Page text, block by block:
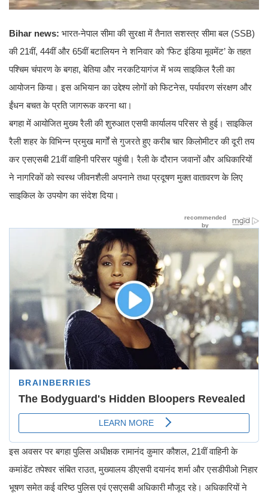
Bihar news: भारत-नेपाल सीमा की सुरक्षा में तैनात सशस्त्र सीमा बल (SSB)
की 21वीं, 44वीं और 65वीं बटालियन ने शनिवार को ‘फिट इंडिया मूवमेंट’ के तहत
पश्चिम चंपारण के बगहा, बेतिया और नरकटियागंज में भव्य साइकिल रैली का
आयोजन किया। इस अभियान का उद्देश्य लोगों को फिटनेस, पर्यावरण संरक्षण और
ईंधन बचत के प्रति जागरूक करना था।
बगहा में आयोजित मुख्य रैली की शुरुआत एसपी कार्यालय परिसर से हुई। साइकिल
रैली शहर के विभिन्न प्रमुख मार्गों से गुजरते हुए करीब चार किलोमीटर की दूरी तय
कर एसएसबी 21वीं वाहिनी परिसर पहुंची। रैली के दौरान जवानों और अधिकारियों
ने नागरिकों को स्वस्थ जीवनशैली अपनाने तथा प्रदूषण मुक्त वातावरण के लिए
साइकिल के उपयोग का संदेश दिया।
इस अवसर पर बगहा पुलिस अधीक्षक रामानंद कुमार कौशल, 21वीं वाहिनी के
कमांडेंट तपेश्वर संबित राउत, मुख्यालय डीएसपी दयानंद शर्मा और एसडीपीओ निहार
भूषण समेत कई वरिष्ठ पुलिस एवं एसएसबी अधिकारी मौजूद रहे। अधिकारियों ने